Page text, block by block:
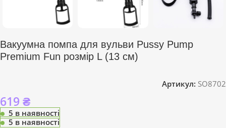
Вакуумна помпа для вульви Pussy Pump
Premium Fun розмір L (13 см)
Артикул: SO8702
619 ₴
5 в наявності
5 в наявності